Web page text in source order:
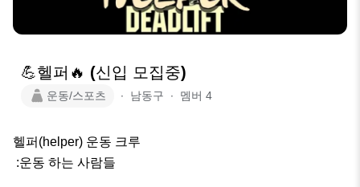
💪헬퍼🔥 (신입 모집중)
운동/스포츠 ∙ 남동구 ∙ 멤버 4
헬퍼(helper) 운동 크루